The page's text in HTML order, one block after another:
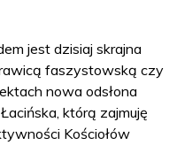
jest dzisiaj skrajna
faszystowską czy
nowa odsłona
którą zajmuję
Kościołów